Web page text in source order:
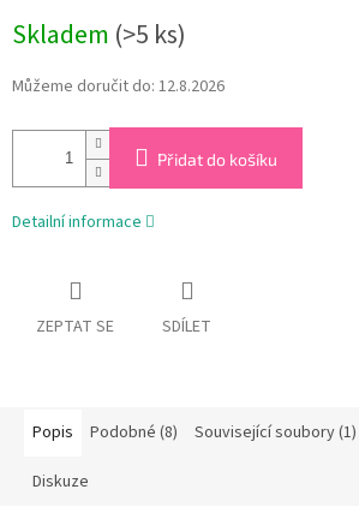
cena:
Skladem (>5 ks)
Můžeme doručit do: 12.8.2026
Přidat do košíku
Detailní informace
ZEPTAT SE SDÍLET
Popis Podobné (8) Související soubory (1)
Diskuze